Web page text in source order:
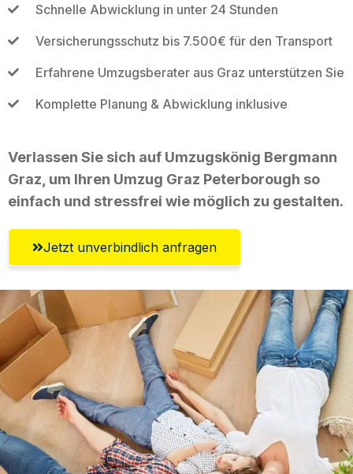
Schnelle Abwicklung in unter 24 Stunden
Versicherungsschutz bis 7.500€ für den Transport
Erfahrene Umzugsberater aus Graz unterstützen Sie
Komplette Planung & Abwicklung inklusive
Verlassen Sie sich auf Umzugskönig Bergmann
Graz, um Ihren Umzug Graz Peterborough so
einfach und stressfrei wie möglich zu gestalten.
Jetzt unverbindlich anfragen